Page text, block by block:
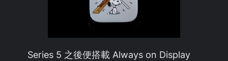
Series 5 之後便搭載 Always on Display